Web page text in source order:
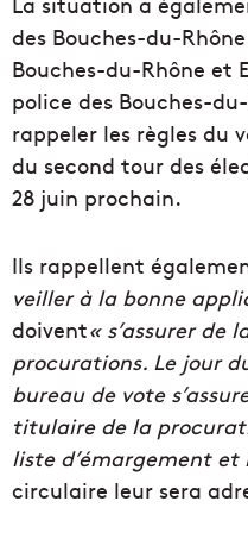
des Bouches-du-
Bouches-du-Rhône et
police des Bouches-
rappeler les règles du
du second tour des
28 juin prochain.
Ils rappellent
veiller à la bonne
doivent« s’assurer de
procurations. Le jour
bureau de vote
titulaire de la
liste d’émargement et
circulaire leur sera